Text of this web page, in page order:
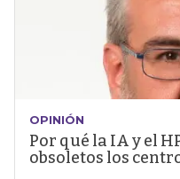
OPINIÓN
Por qué la IA y el
obsoletos los